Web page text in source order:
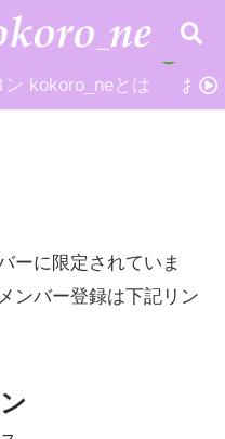
kokoro_neとは お申
ーに限定されていま
ンバー登録は下記リン